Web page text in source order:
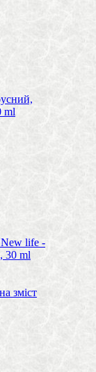
ml
New life -
30 ml
зміст